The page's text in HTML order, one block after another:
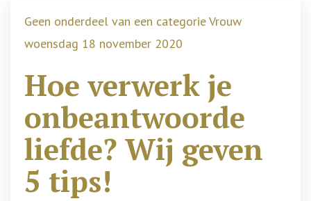
Geen onderdeel van een categorie Vrouw
woensdag 18 november 2020
Hoe verwerk je
onbeantwoorde
liefde? Wij geven
5 tips!